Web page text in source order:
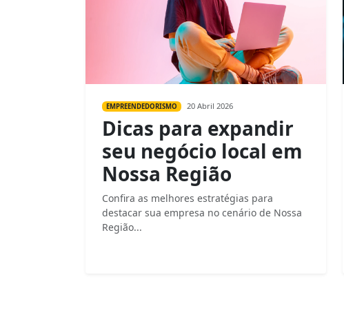
EMPREENDEDORISMO 20 Abril 2026
Dicas para expandir
seu negócio local em
Nossa Região
Confira as melhores estratégias para
destacar sua empresa no cenário de Nossa
Região...